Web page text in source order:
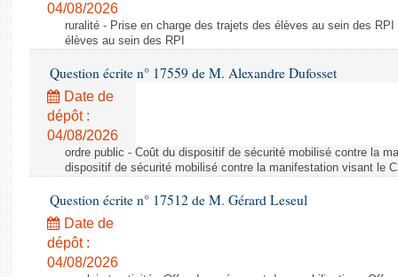
04/08/2026
ruralité - Prise en charge des trajets des élèves au sein des
élèves au sein des RPI
Question écrite n° 17559 de M. Alexandre Dufosset
Date de
dépôt :
04/08/2026
ordre public - Coût du dispositif de sécurité mobilisé contre la
dispositif de sécurité mobilisé contre la manifestation visant le
Question écrite n° 17512 de M. Gérard Leseul
Date de
dépôt :
04/08/2026